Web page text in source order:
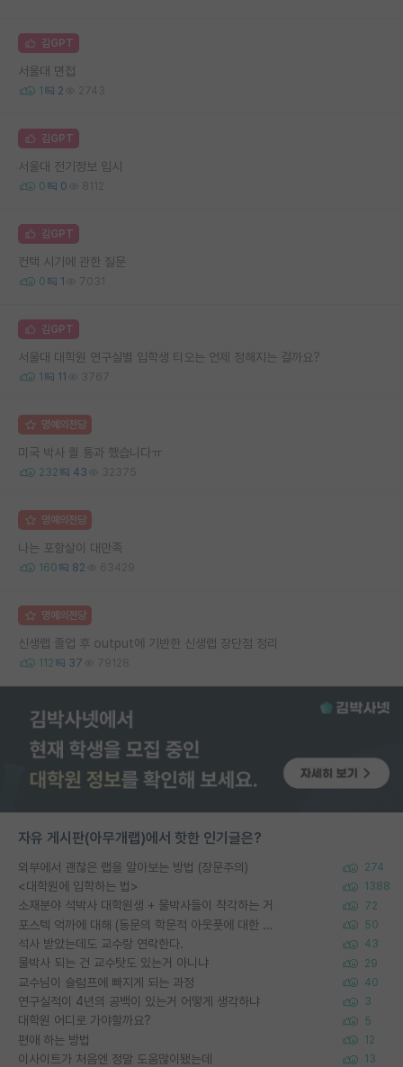
김GPT
서울대 면접
1 2 2743
김GPT
서울대 전기정보 입시
0 0 8112
김GPT
컨택 시기에 관한 질문
0 1 7031
김GPT
서울대 대학원 연구실별 입학생 티오는 언제 정해지는 걸까요?
1 11 3767
명예의전당
미국 박사 퀄 통과 했습니다ㅠ
232 43 32375
명예의전당
나는 포항살이 대만족
160 82 63429
명예의전당
신생랩 졸업 후 output에 기반한 신생랩 장단점 정리
112 37 79128
자유 게시판(아무개랩)에서 핫한 인기글은?
외부에서 괜찮은 랩을 알아보는 방법 (장문주의) 274
<대학원에 입학하는 법> 1388
소재분야 석박사 대학원생 + 물박사들이 착각하는 거 72
포스텍 억까에 대해 (동문의 학문적 아웃풋에 대한 반박) 50
석사 받았는데도 교수랑 연락한다. 43
물박사 되는 건 교수탓도 있는거 아니냐 29
교수님이 슬럼프에 빠지게 되는 과정 40
연구실적이 4년의 공백이 있는거 어떻게 생각하냐 3
대학원 어디로 가야할까요? 5
편애 하는 방법 12
이사이트가 처음엔 정말 도움많이됐는데 13